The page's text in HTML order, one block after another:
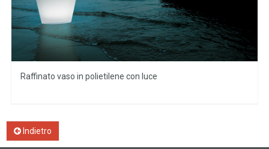
Raffinato vaso in polietilene con luce
Indietro